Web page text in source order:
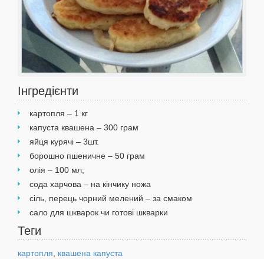
Інгредієнти
картопля – 1 кг
капуста квашена – 300 грам
яйця курячі – 3шт.
борошно пшеничне – 50 грам
олія – 100 мл;
сода харчова – на кінчику ножа
сіль, перець чорний мелений – за смаком
сало для шкварок чи готові шкварки
Теги
картопля, квашена капуста